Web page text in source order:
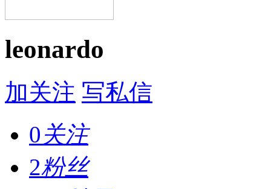
leonardo
加关注 写私信
0关注
2粉丝